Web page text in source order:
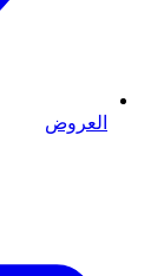
العروض